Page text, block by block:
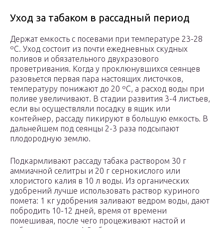
Уход за табаком в рассадный период
Держат емкость с посевами при температуре 23-28
ºC. Уход состоит из почти ежедневных скудных
поливов и обязательного двухразового
проветривания. Когда у проклюнувшихся сеянцев
разовьется первая пара настоящих листочков,
температуру понижают до 20 ºC, а расход воды при
поливе увеличивают. В стадии развития 3-4 листьев,
если вы осуществляли посадку в ящик или
контейнер, рассаду пикируют в большую емкость. В
дальнейшем под сеянцы 2-3 раза подсыпают
плодородную землю.
Подкармливают рассаду табака раствором 30 г
аммиачной селитры и 20 г сернокислого или
хлористого калия в 10 л воды. Из органических
удобрений лучше использовать раствор куриного
помета: 1 кг удобрения заливают ведром воды, дают
побродить 10-12 дней, время от времени
помешивая, после чего процеживают настой и